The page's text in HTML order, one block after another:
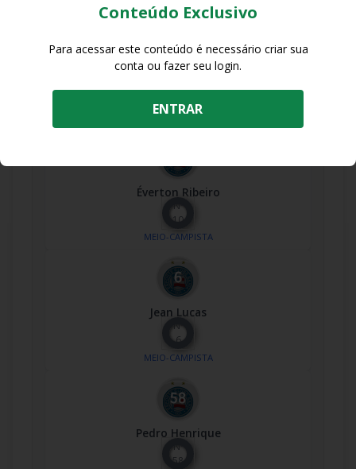
Erick
MEIO-CAMPISTA
Éverton Ribeiro
Nº
10
MEIO-CAMPISTA
Jean Lucas
Nº
6
MEIO-CAMPISTA
Pedro Henrique
Nº
58
Conteúdo Exclusivo
Para acessar este conteúdo é necessário criar sua
conta ou fazer seu login.
ENTRAR